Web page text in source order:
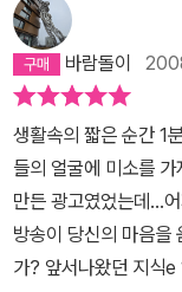
느껴진다. 그래도 희망
요성과 권유 등을 말
써, 바람직한 시민상을
여 서울 중구 태평로 1
'엄지의 귀환'과 '서울
국 젊은이들에게 세상
다. 온라인에서만 시
냥 씹으면 그만이다.
그래서 여기서 더 나
소와 양분을 공급하며
흘리는 눈물은심혈관
밖으로 배출시키는 역
9%,3시간 후에는
로 인정한다면 비슷한
행성목록을 12개로 늘
결국 명왕성 퇴출을 결의하기에 이
이터베이스는 아직 명왕
본부를 둔 IAU와 미국
바람돌이
생활속의 짧은 순간 1
들의 얼굴에 미소를
만든 광고였었는데...
방송이 당신의 마음을
가? 앞서나왔던 지식e